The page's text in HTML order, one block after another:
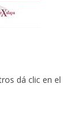
dá clic en el